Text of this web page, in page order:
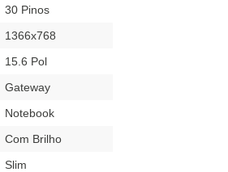
30 Pinos
1366x768
15.6 Pol
Gateway
Notebook
Com Brilho
Slim